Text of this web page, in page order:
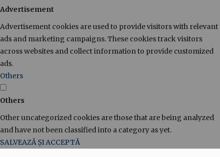
Advertisement
Advertisement cookies are used to provide visitors with relevant
ads and marketing campaigns. These cookies track visitors
across websites and collect information to provide customized
ads.
Others
Others
Other uncategorized cookies are those that are being analyzed
and have not been classified into a category as yet.
SALVEAZĂ ȘI ACCEPTĂ